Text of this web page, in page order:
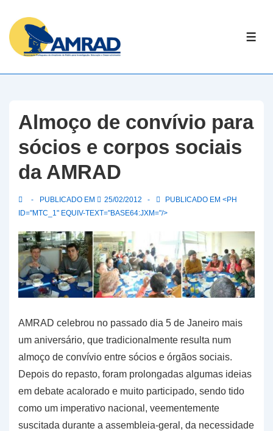
Skip
Content
Almoço de convívio para
sócios e corpos sociais
da AMRAD
PUBLICADO EM 25/02/2012
PUBLICADO EM <PH
ID="MTC_1" EQUIV-TEXT="BASE64:JXM="/>
AMRAD celebrou no passado dia 5 de Janeiro mais
um aniversário, que tradicionalmente resulta num
almoço de convívio entre sócios e órgãos sociais.
Depois do repasto, foram prolongadas algumas ideias
em debate acalorado e muito participado, sendo tido
como um imperativo nacional, veementemente
suscitada durante a assembleia-geral, da necessidade